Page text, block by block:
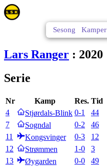
Sesong Kamper
Lars Ranger : 2020
Serie
Nr Kamp Res. Tid
4
Stjørdals-Blink 0-1
44
7
Sogndal 0-2
46
11
Kongsvinger 0-3
12
12
Strømmen 1-0
3
13
Øygarden 0-0
49